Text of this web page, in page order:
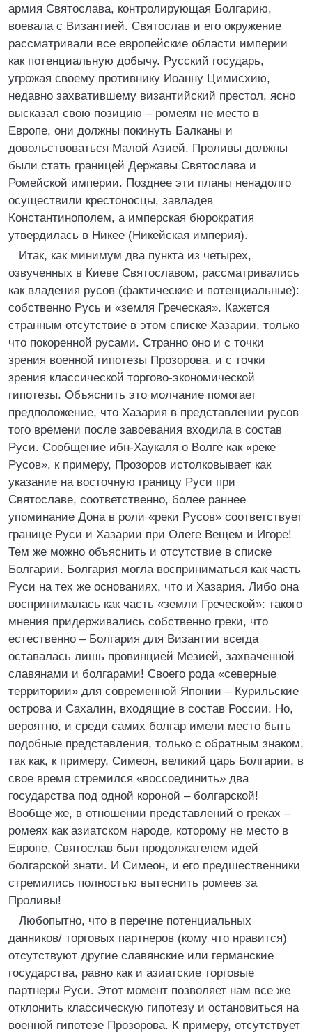
армия Святослава, контролирующая Болгарию,
воевала с Византией. Святослав и его окружение
рассматривали все европейские области империи
как потенциальную добычу. Русский государь,
угрожая своему противнику Иоанну Цимисхию,
недавно захватившему византийский престол, ясно
высказал свою позицию – ромеям не место в
Европе, они должны покинуть Балканы и
довольствоваться Малой Азией. Проливы должны
были стать границей Державы Святослава и
Ромейской империи. Позднее эти планы ненадолго
осуществили крестоносцы, завладев
Константинополем, а имперская бюрократия
утвердилась в Никее (Никейская империя).
Итак, как минимум два пункта из четырех,
озвученных в Киеве Святославом, рассматривались
как владения русов (фактические и потенциальные):
собственно Русь и «земля Греческая». Кажется
странным отсутствие в этом списке Хазарии, только
что покоренной русами. Странно оно и с точки
зрения военной гипотезы Прозорова, и с точки
зрения классической торгово-экономической
гипотезы. Объяснить это молчание помогает
предположение, что Хазария в представлении русов
того времени после завоевания входила в состав
Руси. Сообщение ибн-Хаукаля о Волге как «реке
Русов», к примеру, Прозоров истолковывает как
указание на восточную границу Руси при
Святославе, соответственно, более раннее
упоминание Дона в роли «реки Русов» соответствует
границе Руси и Хазарии при Олеге Вещем и Игоре!
Тем же можно объяснить и отсутствие в списке
Болгарии. Болгария могла восприниматься как часть
Руси на тех же основаниях, что и Хазария. Либо она
воспринималась как часть «земли Греческой»: такого
мнения придерживались собственно греки, что
естественно – Болгария для Византии всегда
оставалась лишь провинцией Мезией, захваченной
славянами и болгарами! Своего рода «северные
территории» для современной Японии – Курильские
острова и Сахалин, входящие в состав России. Но,
вероятно, и среди самих болгар имели место быть
подобные представления, только с обратным знаком,
так как, к примеру, Симеон, великий царь Болгарии, в
свое время стремился «воссоединить» два
государства под одной короной – болгарской!
Вообще же, в отношении представлений о греках –
ромеях как азиатском народе, которому не место в
Европе, Святослав был продолжателем идей
болгарской знати. И Симеон, и его предшественники
стремились полностью вытеснить ромеев за
Проливы!
Любопытно, что в перечне потенциальных
данников/ торговых партнеров (кому что нравится)
отсутствуют другие славянские или германские
государства, равно как и азиатские торговые
партнеры Руси. Этот момент позволяет нам все же
отклонить классическую гипотезу и остановиться на
военной гипотезе Прозорова. К примеру, отсутствует